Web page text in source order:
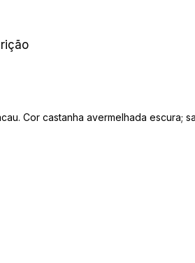
Cor castanha avermelhada escura;